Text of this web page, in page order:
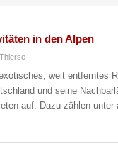
in den Alpen
weit entferntes
und seine
auf. Dazu zählen